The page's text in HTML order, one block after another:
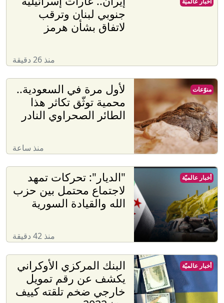
جنوبي لبنان وترقب
لاتفاق بشأن هرمز
منذ 26 دقيقة
لأول مرة في السعودية..
محمية توثّق تكاثر هذا
الطائر الصحراوي النادر
منذ ساعة
منوّعات
"الديار": تحركات تمهد
لاجتماع محتمل بين حزب
الله والقيادة السورية
منذ 42 دقيقة
أخبار عالميّة
البنك المركزي الأوكراني
يكشف عن رقم تمويل
خارجي ضخم تلقته كييف
أخبار عالميّة